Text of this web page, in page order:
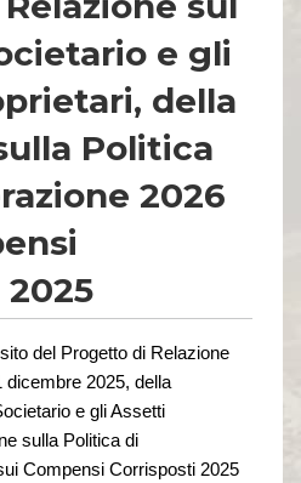
e gli
della
Politica
2026
del Progetto di Relazione
dicembre 2025, della
e gli Assetti
sulla Politica di
Compensi Corrisposti 2025